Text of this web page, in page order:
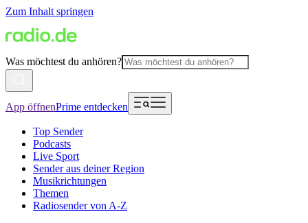
Zum Inhalt springen
Was möchtest du anhören?
App öffnenPrime entdecken
Top Sender
Podcasts
Live Sport
Sender aus deiner Region
Musikrichtungen
Themen
Radiosender von A-Z